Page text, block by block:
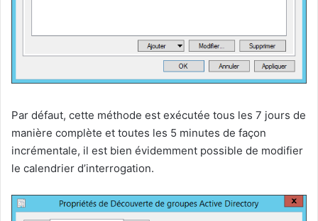
Par défaut, cette méthode est exécutée tous les 7 jours de
manière complète et toutes les 5 minutes de façon
incrémentale, il est bien évidemment possible de modifier
le calendrier d’interrogation.